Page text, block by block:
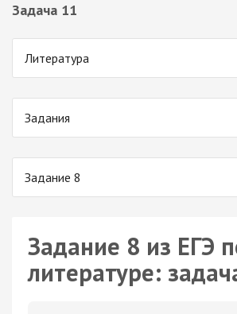
Задача 11
Литература
Задания
Задание 8
Задание 8 из ЕГЭ
литературе: